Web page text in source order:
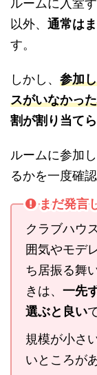
以外、 通常は
す。
しかし、 参加
スがいなかっ
割が割り当て
ルームに参加
るかを一度確
まだ発言
クラブハウ
囲気やモデ
ち居振る舞
きは、 一先
選ぶと良い
規模が小さ
いところが